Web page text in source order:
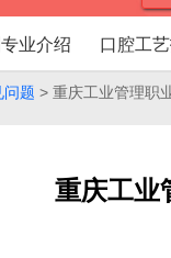
业介绍 口腔工
问题 > 重庆工业管理职
重庆工业